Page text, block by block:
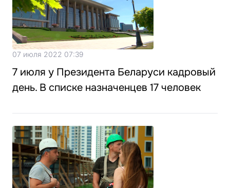
07 июля 2022 07:39
7 июля у Президента Беларуси кадровый
день. В списке назначенцев 17 человек